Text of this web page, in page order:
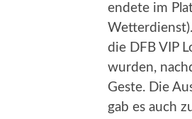
endete im
die DFB VIP
wurden,
Geste. Die
gab es auch